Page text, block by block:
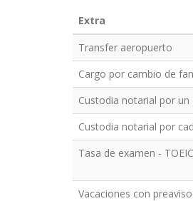
Extra
Transfer aeropuerto
Cargo por cambio de
Custodia notarial por un
Custodia notarial por
Tasa de examen - TOEIC
Vacaciones con